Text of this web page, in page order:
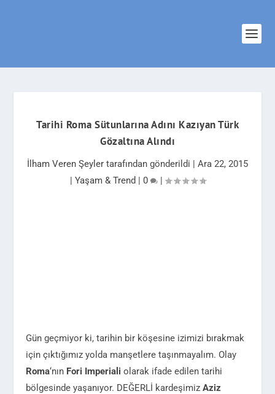
Tarihi Roma Sütunlarına Adını Kazıyan Türk
Gözaltına Alındı
İlham Veren Şeyler tarafından gönderildi | Ara 22, 2015
| Yaşam & Trend | 0 |
Gün geçmiyor ki, tarihin bir köşesine izimizi bırakmak
için çıktığımız yolda manşetlere taşınmayalım. Olay
Roma‘nın Fori Imperiali olarak ifade edilen tarihi
bölgesinde yaşanıyor. DEĞERLİ kardeşimizAziz